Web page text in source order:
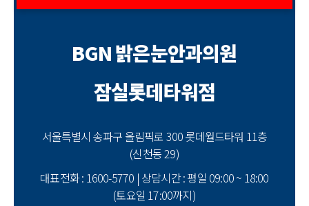
BGN 밝은눈안과의원
잠실롯데타워점
서울특별시 송파구 올림픽로 300 롯데월드타워 11층
(신천동 29)
대표전화 : 1600-5770 | 상담시간 : 평일 09:00 ~ 18:00
(토요일 17:00까지)